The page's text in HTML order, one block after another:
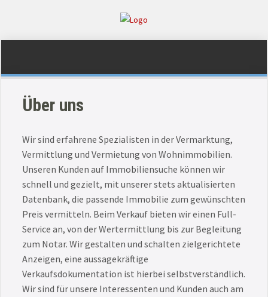
Über uns
Wir sind erfahrene Spezialisten in der Vermarktung,
Vermittlung und Vermietung von Wohnimmobilien.
Unseren Kunden auf Immobiliensuche können wir
schnell und gezielt, mit unserer stets aktualisierten
Datenbank, die passende Immobilie zum gewünschten
Preis vermitteln. Beim Verkauf bieten wir einen Full-
Service an, von der Wertermittlung bis zur Begleitung
zum Notar. Wir gestalten und schalten zielgerichtete
Anzeigen, eine aussagekräftige
Verkaufsdokumentation ist hierbei selbstverständlich.
Wir sind für unsere Interessenten und Kunden auch am